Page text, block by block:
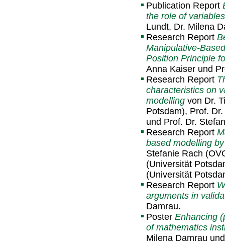
Publication Report
the role of
Lundt, Dr. Milena
Research Report
Manipulative-
Position Principle
Anna Kaiser und
Research Report
characteristics on
modellingvon Dr.
Potsdam), Prof.
und Prof. Dr.
Research Report
based modelling
Stefanie Rach
(Universität
(Universität
Research Report
arguments in
Damrau.
Poster Enhancing
of mathematics
Milena Damrau